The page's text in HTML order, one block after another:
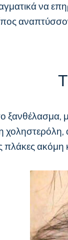
να
πλάκες ακόμη